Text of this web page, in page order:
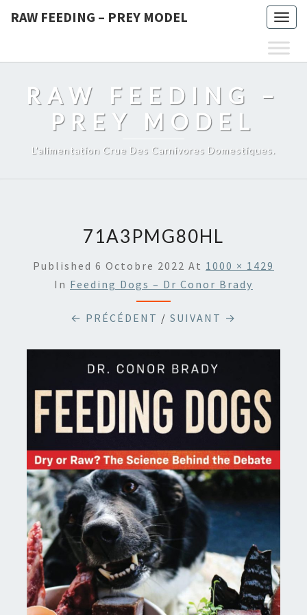
RAW FEEDING – PREY MODEL
RAW FEEDING –
PREY MODEL
L'alimentation Crue Des Carnivores Domestiques.
71A3PMG80HL
Published 6 Octobre 2022 At 1000 × 1429
In Feeding Dogs – Dr Conor Brady
← PRÉCÉDENT / SUIVANT →